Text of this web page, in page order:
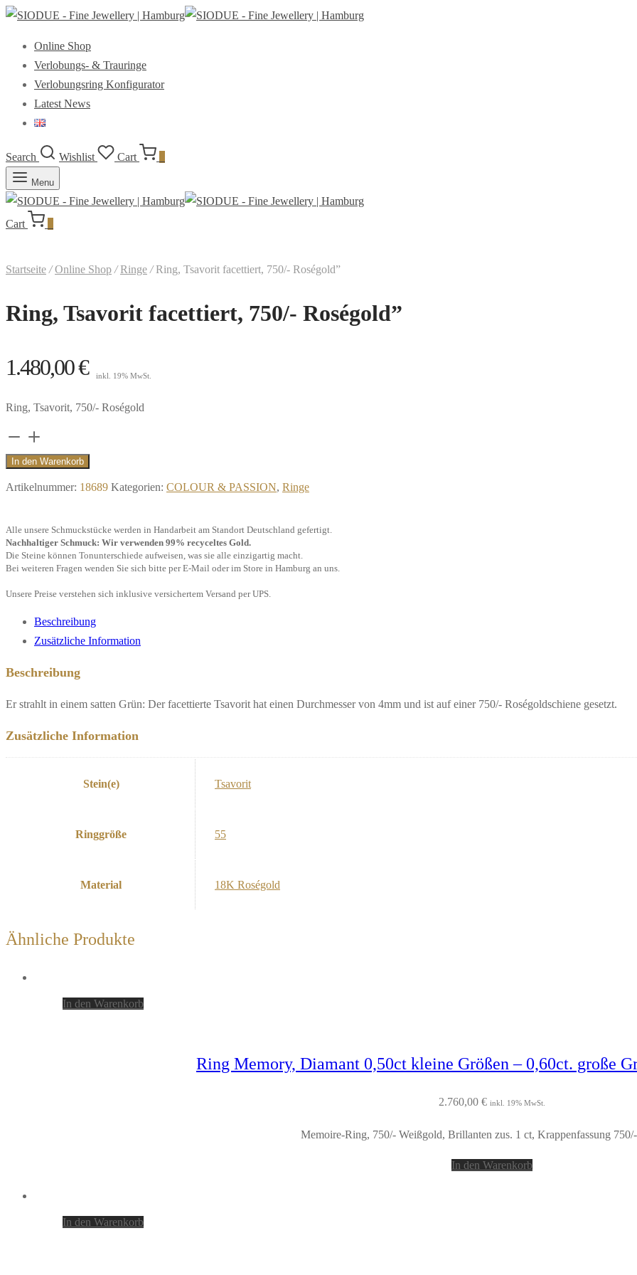
Online Shop
Verlobungs- & Trauringe
Verlobungsring Konfigurator
Latest News
Search Wishlist Cart
Menu
Cart
Startseite / Online Shop / Ringe /Ring, Tsavorit facettiert, 750/- Roségold”
Ring, Tsavorit facettiert, 750/- Roségold”
1.480,00€ inkl. 19% MwSt.
Ring, Tsavorit, 750/- Roségold
Ring,
Tsavorit
750/-
Menge
In den Warenkorb
Artikelnummer: 18689 Kategorien: COLOUR & PASSION, Ringe
Alle unsere Schmuckstücke werden in Handarbeit am Standort Deutschland gefertigt.
Nachhaltiger Schmuck: Wir verwenden 99% recyceltes Gold.
Die Steine können Tonunterschiede aufweisen, was sie alle einzigartig macht.
Bei weiteren Fragen wenden Sie sich bitte per E-Mail oder im Store in Hamburg an uns.
Unsere Preise verstehen sich inklusive versichertem Versand per UPS.
Beschreibung
Zusätzliche Information
Beschreibung
Er strahlt in einem satten Grün: Der facettierte Tsavorit hat einen Durchmesser von 4mm und ist auf einer 750/- Roségoldschiene gesetzt.
Zusätzliche Information
Stein(e) Tsavorit
Ringgröße 55
Material 18K Roségold
Ähnliche Produkte
In den Warenkorb
Ring Memory, Diamant 0,50ct kleine Größen – 0,60ct. große
2.760,00 € inkl. 19% MwSt.
Memoire-Ring, 750/- Weißgold, Brillanten zus. 1 ct, Krappenfassung
In den Warenkorb
In den Warenkorb